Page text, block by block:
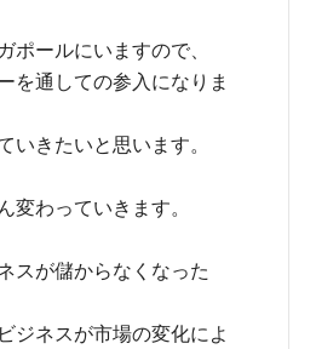
ポールにいますので、
を通しての参入になりま
いきたいと思います。
変わっていきます。
スが儲からなくなった
ジネスが市場の変化によ